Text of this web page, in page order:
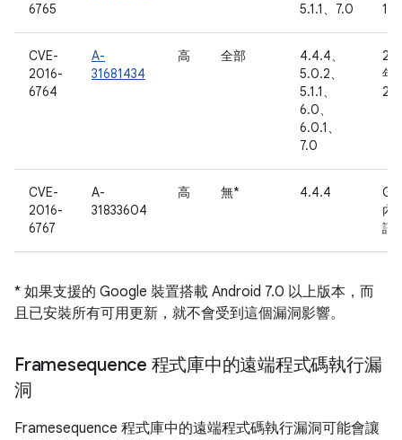
6765
5.1.1、7.0
13
CVE-
2016-
6764
A-
31681434
高 全部
4.4.4、
5.0.2、
5.1.1、
6.0、
6.0.1、
7.0
年
22
CVE-
2016-
6767
A-
31833604
高 無* 4.4.4
內
訊
* 如果支援的 Google 裝置搭載 Android 7.0 以上版本，而
且已安裝所有可用更新，就不會受到這個漏洞影響。
Framesequence 程式庫中的遠端程式碼執行漏
洞
Framesequence 程式庫中的遠端程式碼執行漏洞可能會讓